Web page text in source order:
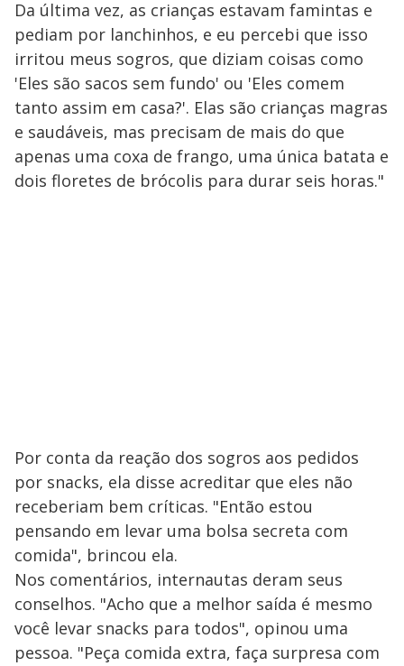
Da última vez, as crianças estavam famintas e
pediam por lanchinhos, e eu percebi que isso
irritou meus sogros, que diziam coisas como
'Eles são sacos sem fundo' ou 'Eles comem
tanto assim em casa?'. Elas são crianças magras
e saudáveis, mas precisam de mais do que
apenas uma coxa de frango, uma única batata e
dois floretes de brócolis para durar seis horas."
Por conta da reação dos sogros aos pedidos
por snacks, ela disse acreditar que eles não
receberiam bem críticas. "Então estou
pensando em levar uma bolsa secreta com
comida", brincou ela.
Nos comentários, internautas deram seus
conselhos. "Acho que a melhor saída é mesmo
você levar snacks para todos", opinou uma
pessoa. "Peça comida extra, faça surpresa com